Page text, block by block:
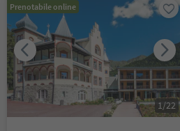
Prenotabile online
1/22